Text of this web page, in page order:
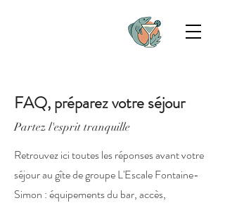
FAQ, préparez votre séjour
Partez l'esprit tranquille
Retrouvez ici toutes les réponses avant votre
séjour au gîte de groupe L'Escale Fontaine-
Simon : équipements du bar, accès,